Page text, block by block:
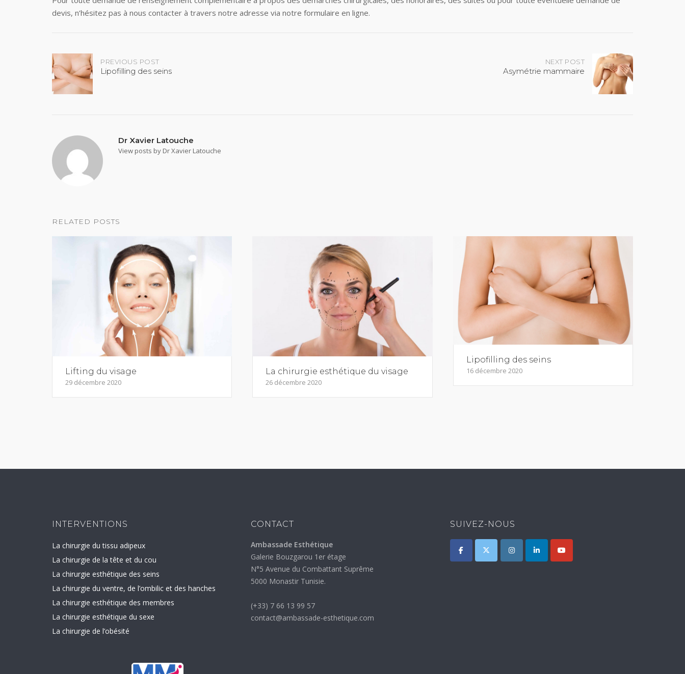
devis, n’hésitez pas à nous contacter à travers notre adresse via notre formulaire en ligne.
Post
navigation
PREVIOUS POST
Lipofilling des seins
NEXT POST
Asymétrie mammaire
Dr Xavier Latouche
View posts by Dr Xavier Latouche
RELATED POSTS
Lifting du visage
29 décembre 2020
La chirurgie esthétique du visage
26 décembre 2020
Lipofilling des seins
16 décembre 2020
INTERVENTIONS
La chirurgie du tissu adipeux
La chirurgie de la tête et du cou
La chirurgie esthétique des seins
La chirurgie du ventre, de l’ombilic et des hanches
La chirurgie esthétique des membres
La chirurgie esthétique du sexe
La chirurgie de l’obésité
CONTACT
Ambassade Esthétique
Galerie Bouzgarou 1er étage
N°5 Avenue du Combattant Suprême
5000 Monastir Tunisie.
(+33) 7 66 13 99 57
contact@ambassade-esthetique.com
SUIVEZ-NOUS